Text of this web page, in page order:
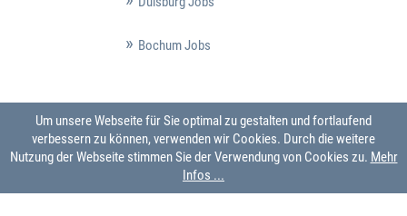
Bochum Jobs
Um unsere Webseite für Sie optimal zu gestalten und fortlaufend
verbessern zu können, verwenden wir Cookies. Durch die weitere
Nutzung der Webseite stimmen Sie der Verwendung von Cookies zu. Mehr
Infos ...